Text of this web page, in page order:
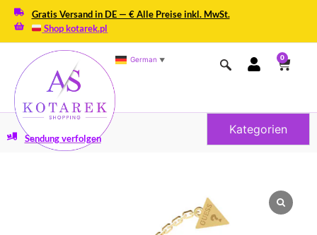
Gratis Versand in DE — € Alle Preise inkl. MwSt.
Shop kotarek.pl
German ▼ 0
Kategorien
Sendung verfolgen